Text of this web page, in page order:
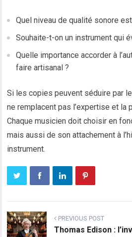
Quel niveau de qualité sonore
Souhaite-t-on un instrument qui
Quelle importance accorder à
faire artisanal ?
Si les copies peuvent séduire par
ne remplacent pas l’expertise et la
Chaque musicien doit choisir en
mais aussi de son attachement à
instrument.
PREVIOUS POST
Thomas Edison :